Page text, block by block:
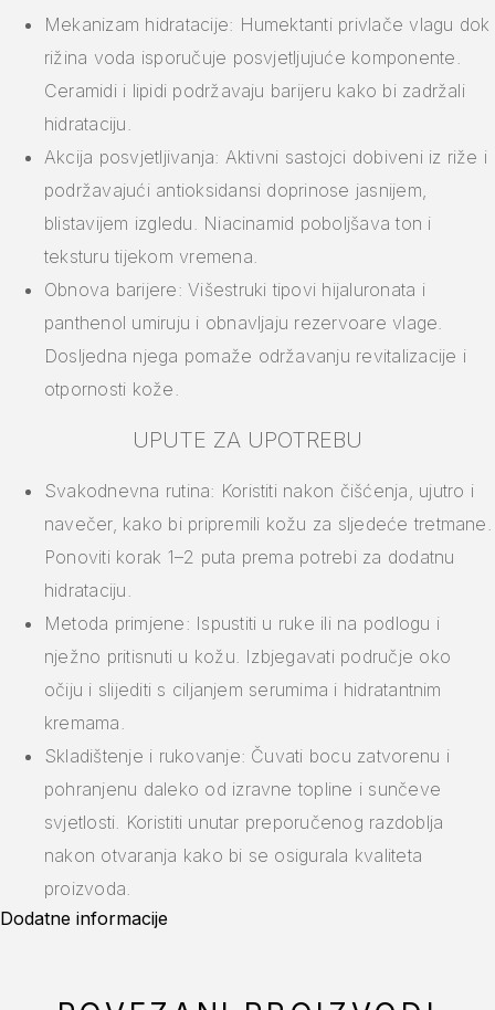
Mekanizam hidratacije: Humektanti privlače vlagu dok
rižina voda isporučuje posvjetljujuće komponente.
Ceramidi i lipidi podržavaju barijeru kako bi zadržali
hidrataciju.
Akcija posvjetljivanja: Aktivni sastojci dobiveni iz riže i
podržavajući antioksidansi doprinose jasnijem,
blistavijem izgledu. Niacinamid poboljšava ton i
teksturu tijekom vremena.
Obnova barijere: Višestruki tipovi hijaluronata i
panthenol umiruju i obnavljaju rezervoare vlage.
Dosljedna njega pomaže održavanju revitalizacije i
otpornosti kože.
UPUTE ZA UPOTREBU
Svakodnevna rutina: Koristiti nakon čišćenja, ujutro i
navečer, kako bi pripremili kožu za sljedeće tretmane.
Ponoviti korak 1–2 puta prema potrebi za dodatnu
hidrataciju.
Metoda primjene: Ispustiti u ruke ili na podlogu i
nježno pritisnuti u kožu. Izbjegavati područje oko
očiju i slijediti s ciljanjem serumima i hidratantnim
kremama.
Skladištenje i rukovanje: Čuvati bocu zatvorenu i
pohranjenu daleko od izravne topline i sunčeve
svjetlosti. Koristiti unutar preporučenog razdoblja
nakon otvaranja kako bi se osigurala kvaliteta
proizvoda.
Dodatne informacije